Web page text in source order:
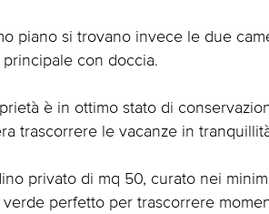
piano si trovano invece le due
principale con doccia.
è in ottimo stato di
trascorrere le vacanze in
privato di mq 50, curato nei
verde perfetto per trascorrere